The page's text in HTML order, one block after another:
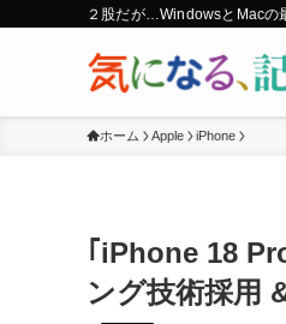
２股だが…WindowsとMacの
ホーム Apple iPhone
｢iPhone 18
ング技術採用